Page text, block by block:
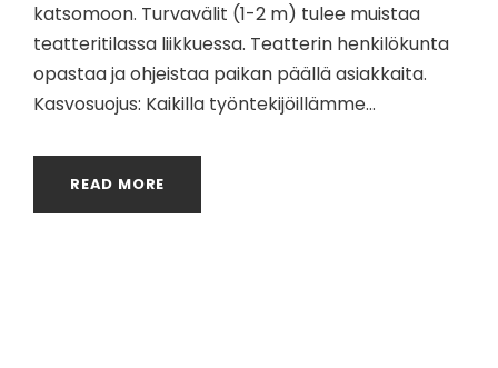
katsomoon. Turvavälit (1-2 m) tulee muistaa
teatteritilassa liikkuessa. Teatterin henkilökunta
opastaa ja ohjeistaa paikan päällä asiakkaita.
Kasvosuojus: Kaikilla työntekijöillämme...
READ MORE